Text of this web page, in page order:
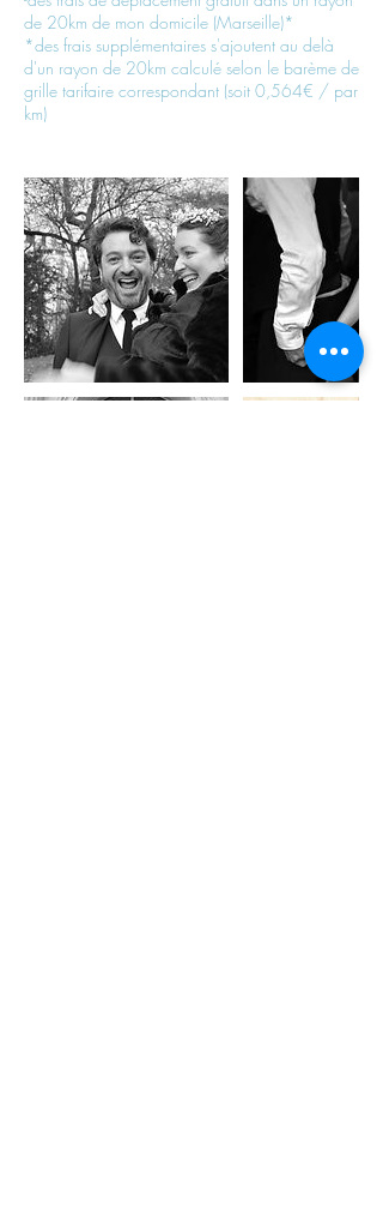
de 20km de mon domicile (Marseille)*
*des frais supplémentaires s'ajoutent au delà
d'un rayon de 20km calculé selon le barème de
grille tarifaire correspondant (soit 0,564€ / par
km)